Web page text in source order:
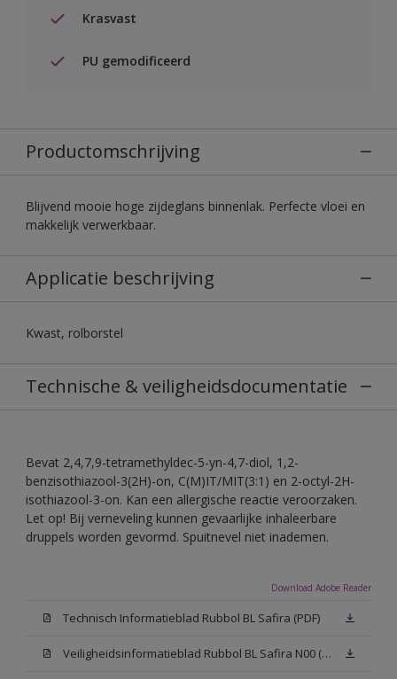
Krasvast
PU gemodificeerd
Productomschrijving
Blijvend mooie hoge zijdeglans binnenlak. Perfecte vloei en
makkelijk verwerkbaar.
Applicatie beschrijving
Kwast, rolborstel
Technische & veiligheidsdocumentatie
Bevat 2,4,7,9-tetramethyldec-5-yn-4,7-diol, 1,2-
benzisothiazool-3(2H)-on, C(M)IT/MIT(3:1) en 2-octyl-2H-
isothiazool-3-on. Kan een allergische reactie veroorzaken.
Let op! Bij verneveling kunnen gevaarlijke inhaleerbare
druppels worden gevormd. Spuitnevel niet inademen.
Download Adobe Reader
Technisch Informatieblad Rubbol BL Safira (PDF)
Veiligheidsinformatieblad Rubbol BL Safira N00 (MSDS)